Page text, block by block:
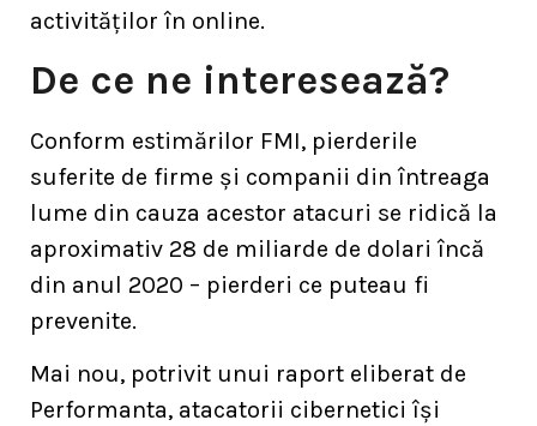
activităților în online.
De ce ne interesează?
Conform estimărilor FMI, pierderile
suferite de firme și companii din întreaga
lume din cauza acestor atacuri se ridică la
aproximativ 28 de miliarde de dolari încă
din anul 2020 – pierderi ce puteau fi
prevenite.
Mai nou, potrivit unui raport eliberat de
Performanta, atacatorii cibernetici își